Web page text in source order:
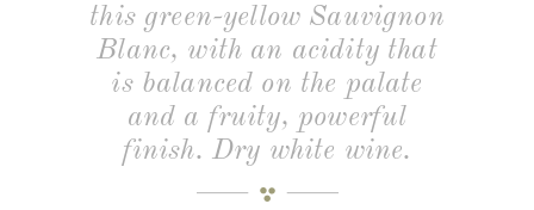
this green-yellow Sauvignon
Blanc, with an acidity that
is balanced on the palate
and a fruity, powerful
finish. Dry white wine.